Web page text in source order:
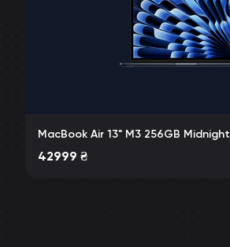
MacBook Air 13" M3 256GB Midnight
42999 ₴